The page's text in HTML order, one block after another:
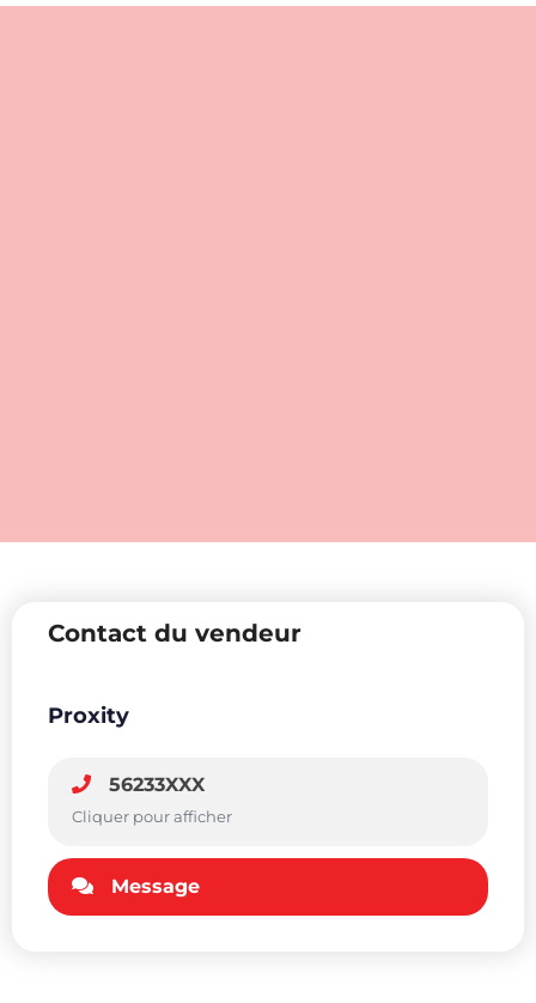
Contact du vendeur
Proxity
56233XXX
Cliquer pour afficher
Message